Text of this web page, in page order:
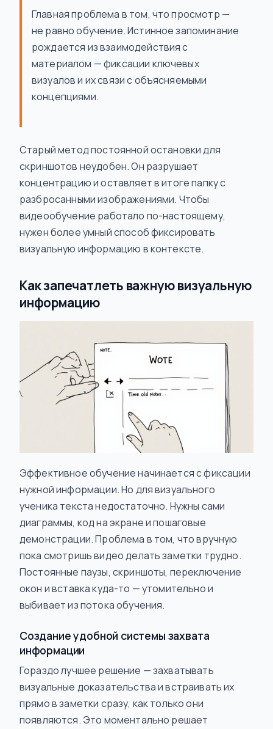
Главная проблема в том, что просмотр —
не равно обучение. Истинное запоминание
рождается из взаимодействия с
материалом — фиксации ключевых
визуалов и их связи с объясняемыми
концепциями.
Старый метод постоянной остановки для
скриншотов неудобен. Он разрушает
концентрацию и оставляет в итоге папку с
разбросанными изображениями. Чтобы
видеообучение работало по-настоящему,
нужен более умный способ фиксировать
визуальную информацию в контексте.
Как запечатлеть важную визуальную
информацию
Эффективное обучение начинается с фиксации
нужной информации. Но для визуального
ученика текста недостаточно. Нужны сами
диаграммы, код на экране и пошаговые
демонстрации. Проблема в том, что вручную
пока смотришь видео делать заметки трудно.
Постоянные паузы, скриншоты, переключение
окон и вставка куда-то — утомительно и
выбивает из потока обучения.
Создание удобной системы захвата
информации
Гораздо лучшее решение — захватывать
визуальные доказательства ивстраиватьих
прямо в заметки сразу, как только они
появляются. Это моментально решает